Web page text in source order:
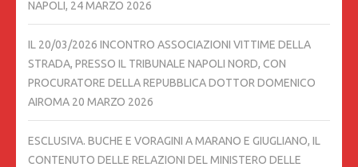
NAPOLI, 24 MARZO 2026
IL 20/03/2026 INCONTRO ASSOCIAZIONI VITTIME DELLA
STRADA, PRESSO IL TRIBUNALE NAPOLI NORD, CON
PROCURATORE DELLA REPUBBLICA DOTTOR DOMENICO
AIROMA 20 MARZO 2026
ESCLUSIVA. BUCHE E VORAGINI A MARANO E GIUGLIANO, IL
CONTENUTO DELLE RELAZIONI DEL MINISTERO DELLE